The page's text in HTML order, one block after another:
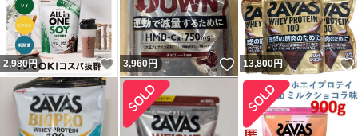
2,980円 いいね！
3,960円 いいね！
13,800円